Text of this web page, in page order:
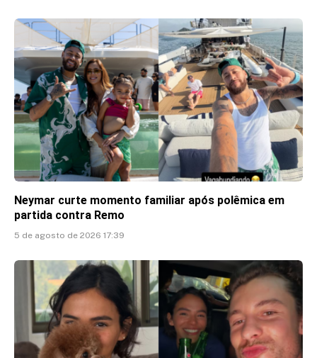
Neymar curte momento familiar após polêmica em
partida contra Remo
5 de agosto de 2026 17:39